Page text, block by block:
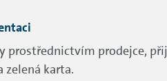
prostřednictvím prodejce,
zelená karta.